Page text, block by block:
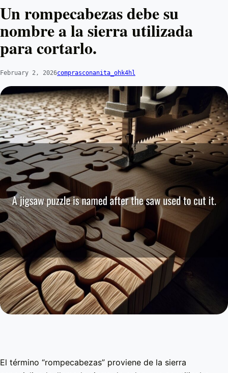
Un rompecabezas debe su
nombre a la sierra utilizada
para cortarlo.
February 2, 2026comprasconanita_ohk4hl
El término “rompecabezas” proviene de la sierra